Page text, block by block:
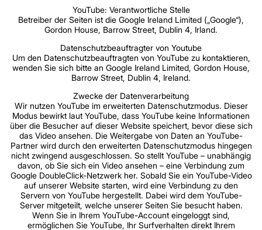
YouTube: Verantwortliche Stelle
Betreiber der Seiten ist die Google Ireland Limited („Google“),
Gordon House, Barrow Street, Dublin 4, Irland.
Datenschutzbeauftragter von Youtube
Um den Datenschutzbeauftragten von YouTube zu kontaktieren,
wenden Sie sich bitte an Google Ireland Limited, Gordon House,
Barrow Street, Dublin 4, Ireland.
Zwecke der Datenverarbeitung
Wir nutzen YouTube im erweiterten Datenschutzmodus. Dieser
Modus bewirkt laut YouTube, dass YouTube keine Informationen
über die Besucher auf dieser Website speichert, bevor diese sich
das Video ansehen. Die Weitergabe von Daten an YouTube-
Partner wird durch den erweiterten Datenschutzmodus hingegen
nicht zwingend ausgeschlossen. So stellt YouTube – unabhängig
davon, ob Sie sich ein Video ansehen – eine Verbindung zum
Google DoubleClick-Netzwerk her. Sobald Sie ein YouTube-Video
auf unserer Website starten, wird eine Verbindung zu den
Servern von YouTube hergestellt. Dabei wird dem YouTube-
Server mitgeteilt, welche unserer Seiten Sie besucht haben.
Wenn Sie in Ihrem YouTube-Account eingeloggt sind,
ermöglichen Sie YouTube, Ihr Surfverhalten direkt Ihrem